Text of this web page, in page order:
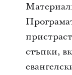
стъпки,